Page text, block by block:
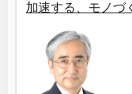
加速する、モノづ